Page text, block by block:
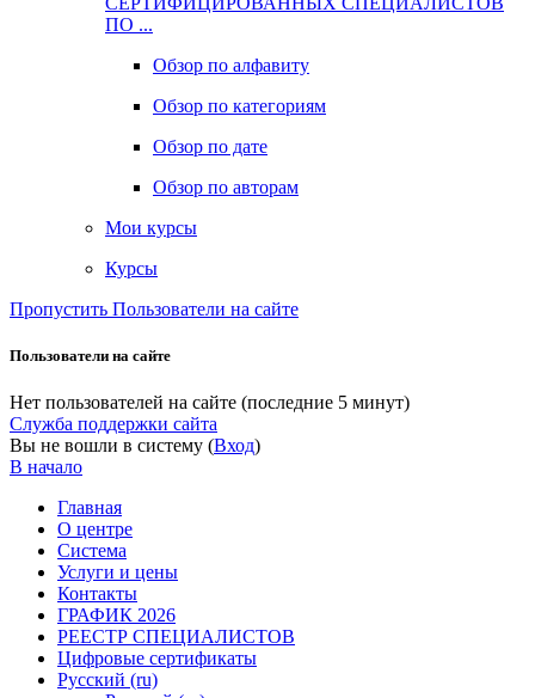
ПО ...
Обзор по алфавиту
Обзор по категориям
Обзор по дате
Обзор по авторам
Мои курсы
Курсы
Пропустить Пользователи на сайте
Пользователи на сайте
Нет пользователей на сайте (последние 5 минут)
Служба поддержки сайта
Вы не вошли в систему (Вход)
В начало
Главная
О центре
Система
Услуги и цены
Контакты
ГРАФИК 2026
РЕЕСТР СПЕЦИАЛИСТОВ
Цифровые сертификаты
Русский ‎(ru)‎